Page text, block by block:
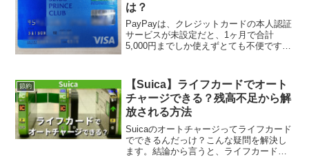
は？
PayPayは、クレジットカードの本人認証
サービスが未設定だと、1ヶ月で合計
5,000円までしか使えずとても不便です。
節約
【Suica】ライフカードでオート
チャージできる？残高不足から解
放される方法
Suicaのオートチャージってライフカード
でできるんだっけ？こんな疑問を解決し
ます。結論から言うと、ライフカードは